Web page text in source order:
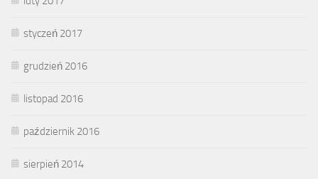
styczeń 2017
grudzień 2016
listopad 2016
październik 2016
sierpień 2014